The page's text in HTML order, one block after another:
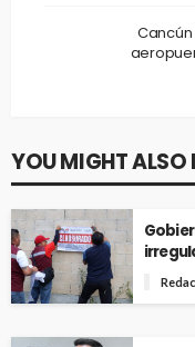
YOU MIGHT ALSO